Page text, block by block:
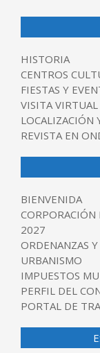
HISTORIA
CENTROS
FIESTAS Y
VISITA VIRTUAL
LOCALIZACIÓN
REVISTA EN
BIENVENIDA
2027
ORDENANZAS
URBANISMO
IMPUESTOS
PERFIL DEL
PORTAL DE